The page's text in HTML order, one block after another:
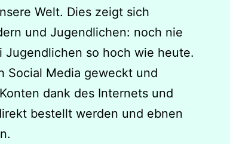
Welt. Dies zeigt sich
und Jugendlichen: noch nie
Jugendlichen so hoch wie heute.
Social Media geweckt und
dank des Internets und
bestellt werden und ebnen